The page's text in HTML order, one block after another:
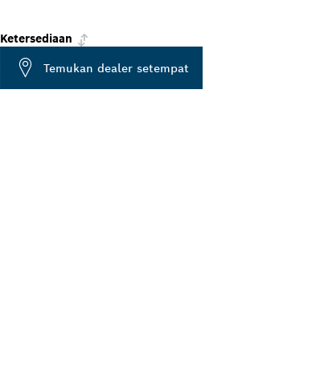
Ketersediaan
Temukan dealer setempat